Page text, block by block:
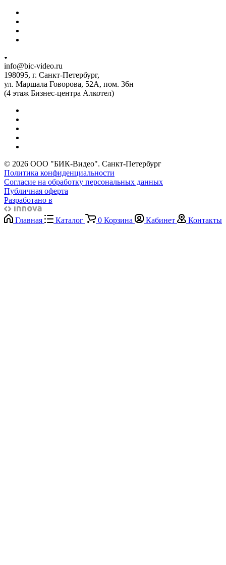
info@bic-video.ru
198095, г. Санкт-Петербург,
ул. Маршала Говорова, 52А, пом. 36н
(4 этаж Бизнес-центра Алкотел)
© 2026 ООО "БИК-Видео". Санкт-Петербург
Политика конфиденциальности
Согласие на обработку персональных данных
Публичная оферта
Разработано в
Главная Каталог 0 Корзина Кабинет Контакты